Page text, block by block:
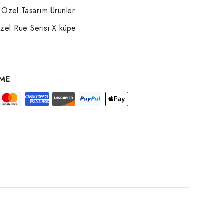
Özel Tasarım Ürünler
Rue Serisi X küpe